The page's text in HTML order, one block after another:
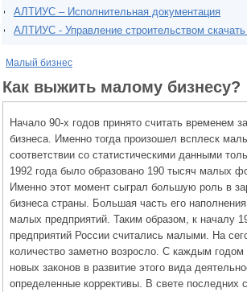
АЛТИУС – Исполнительная документация
АЛТИУС - Управление строительством
Малый бизнес
Как выжить малому бизнесу?
Начало 90-х годов принято считать временем
бизнеса. Именно тогда произошел всплеск
соответствии со статистическими данными
1992 года было образовано 190 тысяч малых
Именно этот момент сыграл большую роль в
бизнеса страны. Большая часть его
малых предприятий. Таким образом, к началу
предприятий России считались малыми. На
количество заметно возросло. С каждым годом
новых законов в развитие этого вида
определенные коррективы. В свете последних